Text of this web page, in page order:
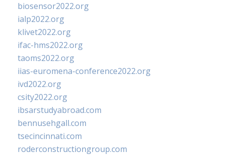
biosensor2022.org
ialp2022.org
klivet2022.org
ifac-hms2022.org
taoms2022.org
iias-euromena-conference2022.org
ivd2022.org
csity2022.org
ibsarstudyabroad.com
bennusehgall.com
tsecincinnati.com
roderconstructiongroup.com